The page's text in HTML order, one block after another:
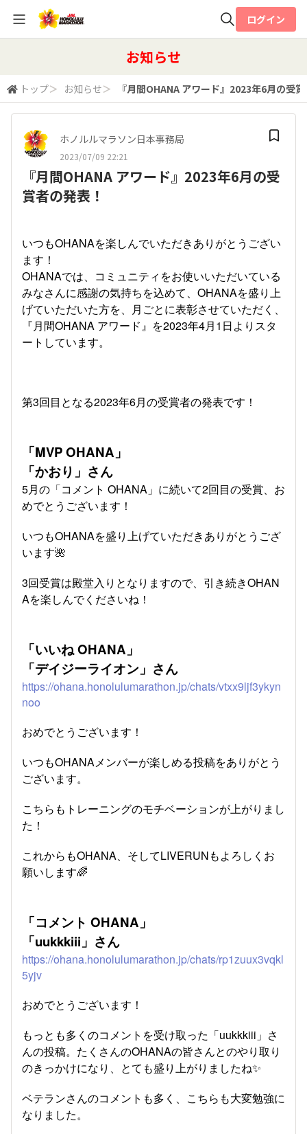
検索
ログイン
お知らせ
トップ＞ お知らせ＞ 『月間OHANA アワード』2023年6月の受
ホノルルマラソン日本事務局
2023/07/09 22:21
『月間OHANA アワード』2023年6月の受
賞者の発表！
いつもOHANAを楽しんでいただきありがとうござい
ます！
OHANAでは、コミュニティをお使いいただいている
みなさんに感謝の気持ちを込めて、OHANAを盛り上
げていただいた方を、月ごとに表彰させていただく、
『月間OHANA アワード』を2023年4月1日よりスタ
ートしています。
第3回目となる2023年6月の受賞者の発表です！
「MVP OHANA」
「かおり」さん
5月の「コメント OHANA」に続いて2回目の受賞、お
めでとうございます！
いつもOHANAを盛り上げていただきありがとうござ
います🌺
3回受賞は殿堂入りとなりますので、引き続きOHAN
Aを楽しんでくださいね！
「いいね OHANA」
「デイジーライオン」さん
https://ohana.honolulumarathon.jp/chats/vtxx9ljf3ykyn
noo
おめでとうございます！
いつもOHANAメンバーが楽しめる投稿をありがとう
ございます。
こちらもトレーニングのモチベーションが上がりまし
た！
これからもOHANA、そしてLIVERUNもよろしくお
願いします🌈
「コメント OHANA」
「uukkkiii」さん
https://ohana.honolulumarathon.jp/chats/rp1zuux3vqkl
5yjv
おめでとうございます！
もっとも多くのコメントを受け取った「uukkkiii」さ
んの投稿。たくさんのOHANAの皆さんとのやり取り
のきっかけになり、とても盛り上がりましたね✨
ベテランさんのコメントも多く、こちらも大変勉強に
なりました。